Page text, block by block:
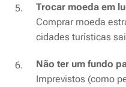
Trocar moeda em
Comprar moeda
cidades turísticas
Não ter um fundo
Imprevistos (como